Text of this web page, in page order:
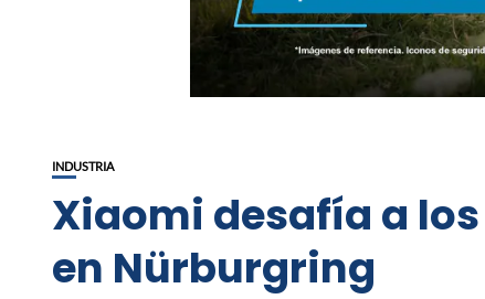
INDUSTRIA
Xiaomi desafía a
en Nürburgring